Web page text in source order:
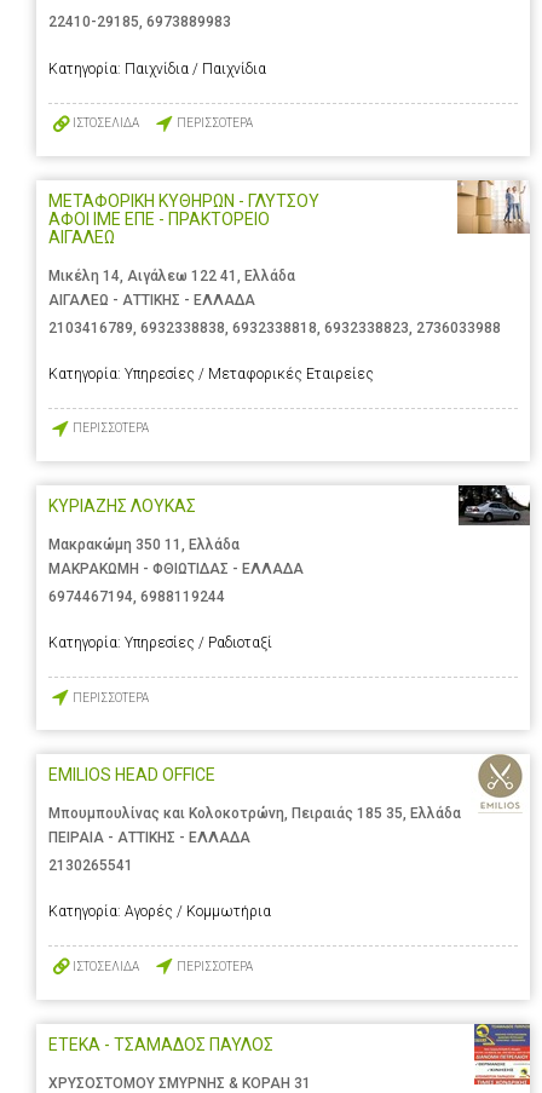
22410-29185, 6973889983
Κατηγορία: Παιχνίδια / Παιχνίδια
ΙΣΤΟΣΕΛΙΔΑ ΠΕΡΙΣΣΟΤΕΡΑ
ΜΕΤΑΦΟΡΙΚΗ ΚΥΘΗΡΩΝ - ΓΛΥΤΣΟΥ
ΑΦΟΙ ΙΜΕ ΕΠΕ - ΠΡΑΚΤΟΡΕΙΟ
ΑΙΓΑΛΕΩ
Μικέλη 14, Αιγάλεω 122 41, Ελλάδα
ΑΙΓΑΛΕΩ - ΑΤΤΙΚΗΣ - ΕΛΛΑΔΑ
2103416789 6932338838 6932338818 6932338823 2736033988
Κατηγορία: Υπηρεσίες / Μεταφορικές Εταιρείες
ΠΕΡΙΣΣΟΤΕΡΑ
ΚΥΡΙΑΖΗΣ ΛΟΥΚΑΣ
Μακρακώμη 350 11, Ελλάδα
ΜΑΚΡΑΚΩΜΗ - ΦΘΙΩΤΙΔΑΣ - ΕΛΛΑΔΑ
6974467194, 6988119244
Κατηγορία: Υπηρεσίες / Ραδιοταξί
ΠΕΡΙΣΣΟΤΕΡΑ
EMILIOS HEAD OFFICE
Μπουμπουλίνας και Κολοκοτρώνη, Πειραιάς 185 35, Ελλάδα
ΠΕΙΡΑΙΑ - ΑΤΤΙΚΗΣ - ΕΛΛΑΔΑ
2130265541
Κατηγορία: Αγορές / Κομμωτήρια
ΙΣΤΟΣΕΛΙΔΑ ΠΕΡΙΣΣΟΤΕΡΑ
ΕΤΕΚΑ - ΤΣΑΜΑΔΟΣ ΠΑΥΛΟΣ
ΧΡΥΣΟΣΤΟΜΟΥ ΣΜΥΡΝΗΣ & ΚΟΡΑΗ 31